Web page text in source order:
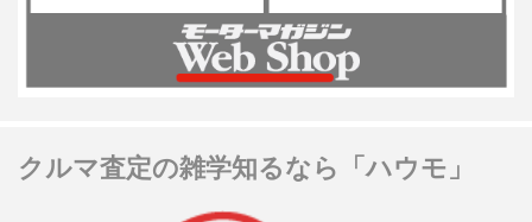
クルマ査定の雑学知るなら「ハウモ」